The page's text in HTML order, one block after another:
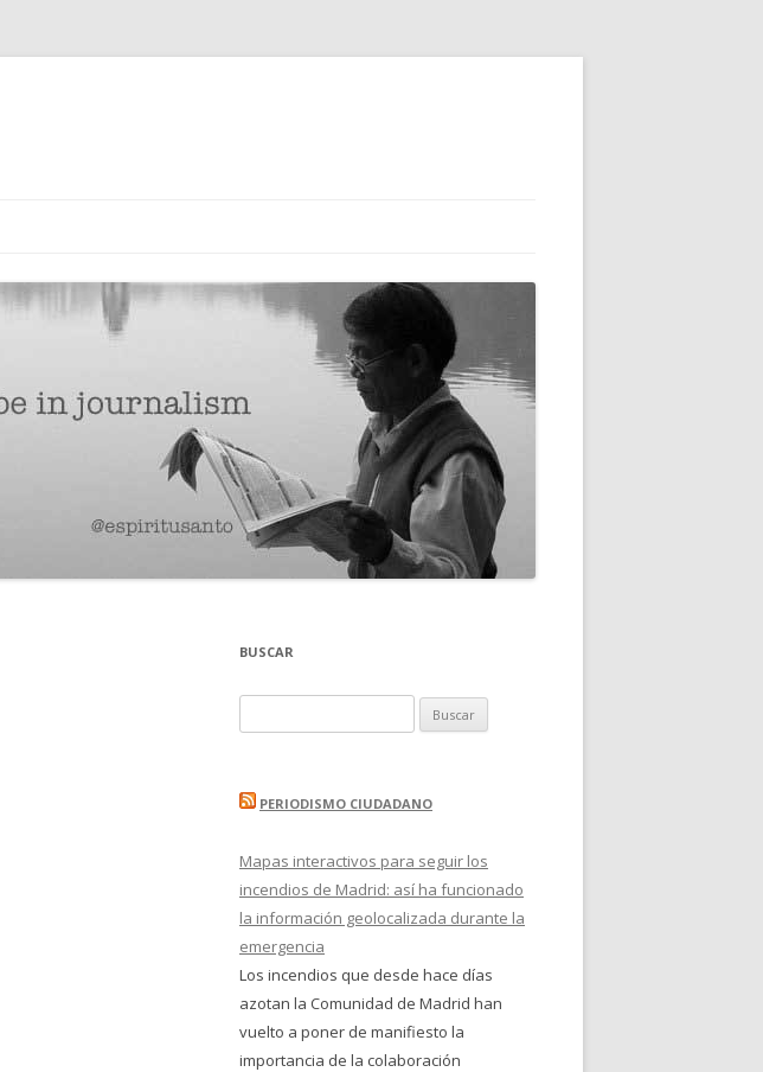
BUSCAR
PERIODISMO CIUDADANO
Mapas interactivos para seguir los
incendios de Madrid: así ha funcionado
la información geolocalizada durante la
emergencia
Los incendios que desde hace días
azotan la Comunidad de Madrid han
vuelto a poner de manifiesto la
importancia de la colaboración